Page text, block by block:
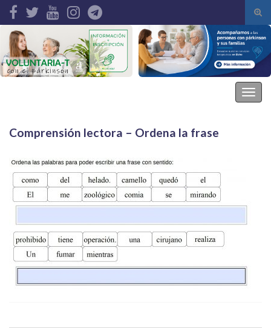
de
Search for:
Comprensión lectora – Ordena la frase